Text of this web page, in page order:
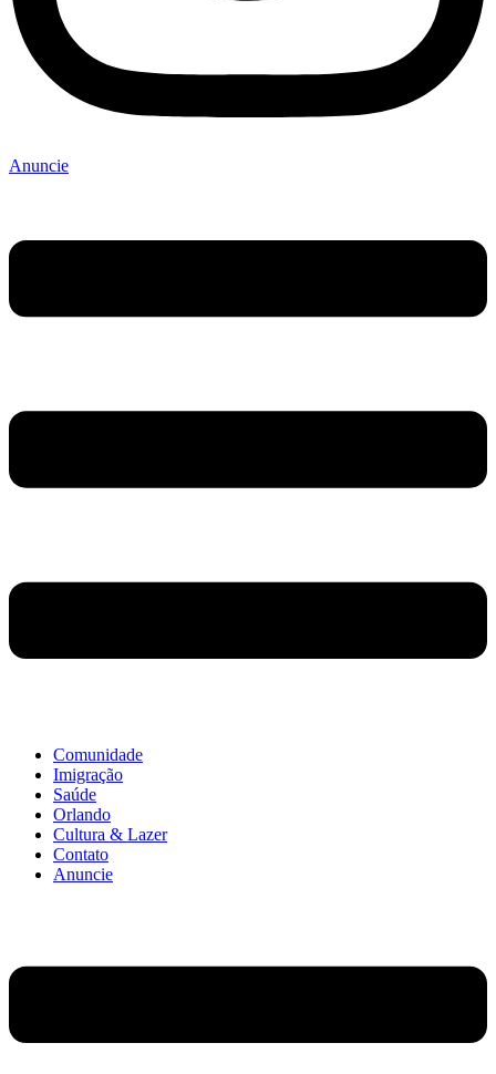
Anuncie
Comunidade
Imigração
Saúde
Orlando
Cultura & Lazer
Contato
Anuncie